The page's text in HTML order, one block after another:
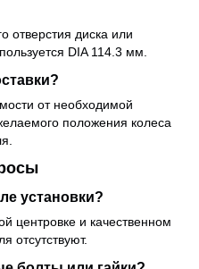
отверстия диска или
DIA 114.3 мм.
от необходимой
положения колеса
установки?
центровке и качественном
отсутствуют.